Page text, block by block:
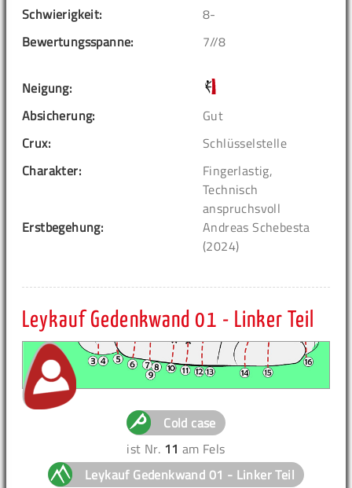
Schwierigkeit:
8-
Bewertungsspanne:
7//8
Neigung:
Absicherung:
Gut
Crux:
Schlüsselstelle
Charakter:
Fingerlastig,
Technisch
anspruchsvoll
Erstbegehung:
Andreas Schebesta
(2024)
Leykauf Gedenkwand 01 - Linker Teil
Cold case
ist Nr. 11 am Fels
Leykauf Gedenkwand 01 - Linker Teil